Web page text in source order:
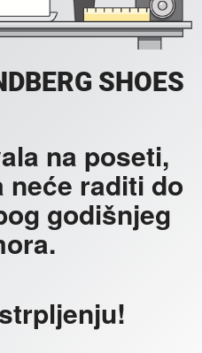
SHOES
na poseti,
neće raditi do
godišnjeg